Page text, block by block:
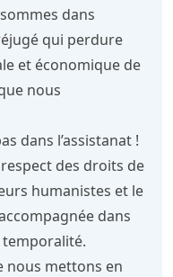
dans
qui perdure
et économique de
nous
dans l’assistanat !
des droits de
humanistes et le
dans
nous mettons en